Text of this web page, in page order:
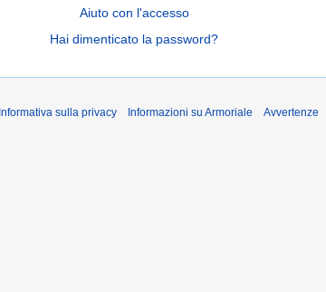
Aiuto con l'accesso
Hai dimenticato la password?
Informativa sulla privacy Informazioni su Armoriale Avvertenze